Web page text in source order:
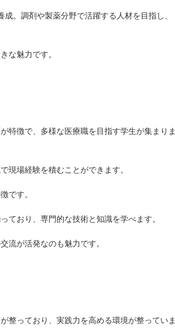
。調剤や製薬分野で活躍する人材を目指し、
な魅力です。
特徴で、多様な医療職を目指す学生が集まりま
現場経験を積むことができます。
です。
おり、専門的な技術と知識を学べます。
流が活発なのも魅力です。
整っており、実践力を高める環境が整っていま